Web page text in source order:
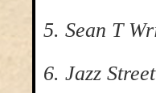
5. Sean T
6. Jazz